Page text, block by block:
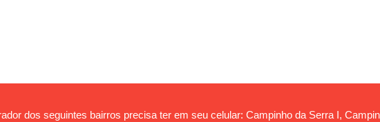
dos seguintes bairros precisa ter em seu celular: Campinho da Serra I,